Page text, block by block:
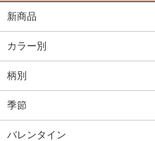
新商品
カラー別
柄別
季節
バレンタイン